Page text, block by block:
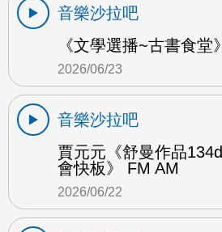
音樂沙拉吧
《文學選播~古書食堂
2026/06/23
音樂沙拉吧
賈元元《舒曼作品
會快板》 FM AM
2026/06/22